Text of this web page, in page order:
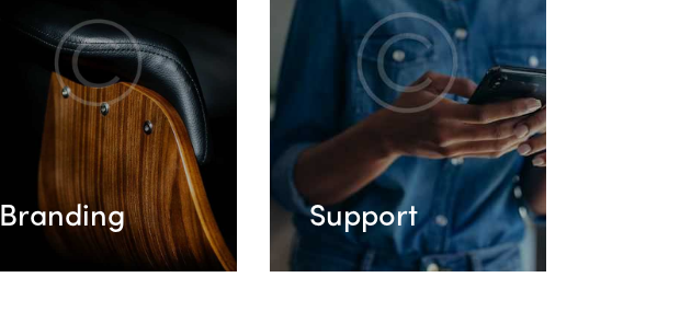
Branding Support